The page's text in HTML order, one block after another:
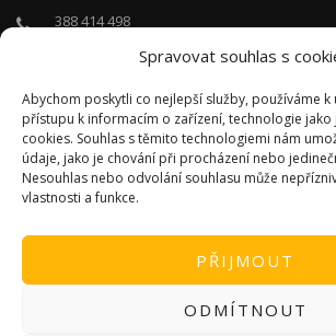
Spravovat souhlas s
Abychom poskytli co nejlepší služby, používáme k
přístupu k informacím o zařízení, technologie
cookies. Souhlas s těmito technologiemi nám
údaje, jako je chování při procházení nebo
Nesouhlas nebo odvolání souhlasu může
vlastnosti a funkce.
PŘIJMOUT
ODMÍTNOUT
388 414 498
druzina@zstgmvimperk.cz
Po - Pá: 06.00 - 16:00 hodin